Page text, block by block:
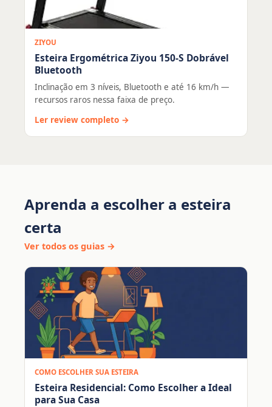
ZIYOU
Esteira Ergométrica Ziyou 150-S Dobrável
Bluetooth
Inclinação em 3 níveis, Bluetooth e até 16 km/h —
recursos raros nessa faixa de preço.
Ler review completo →
Aprenda a escolher a esteira
certa
Ver todos os guias →
COMO ESCOLHER SUA ESTEIRA
Esteira Residencial: Como Escolher a Ideal
para Sua Casa